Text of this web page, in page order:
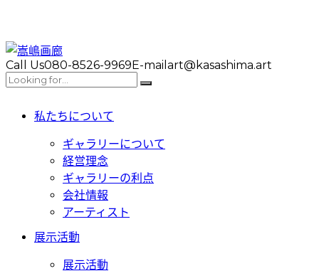
Call Us080-8526-9969E-mail art@kasashima.art
私たちについて
ギャラリーについて
経営理念
ギャラリーの利点
会社情報
アーティスト
展示活動
展示活動